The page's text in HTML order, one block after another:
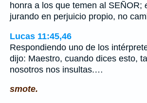
honra a los que temen al SEÑOR;
jurando en perjuicio propio, no
Lucas 11:45,46
Respondiendo uno de los
dijo: Maestro, cuando dices esto,
nosotros nos insultas.…
smote.